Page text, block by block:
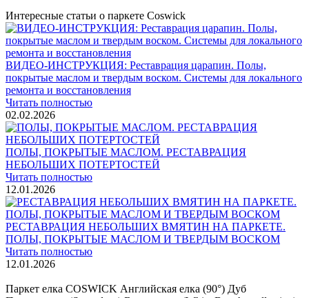
Интересные статьи о паркете Coswick
ВИДЕО-ИНСТРУКЦИЯ: Реставрация царапин. Полы,
покрытые маслом и твердым воском. Системы для локального
ремонта и восстановления
Читать полностью
02.02.2026
ПОЛЫ, ПОКРЫТЫЕ МАСЛОМ. РЕСТАВРАЦИЯ
НЕБОЛЬШИХ ПОТЕРТОСТЕЙ
Читать полностью
12.01.2026
РЕСТАВРАЦИЯ НЕБОЛЬШИХ ВМЯТИН НА ПАРКЕТЕ.
ПОЛЫ, ПОКРЫТЫЕ МАСЛОМ И ТВЕРДЫМ ВОСКОМ
Читать полностью
12.01.2026
Паркет елка COSWICK Английская елка (90°) Дуб